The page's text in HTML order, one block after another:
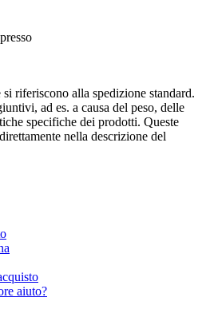
riferiscono alla spedizione standard.
ad es. a causa del peso, delle
specifiche dei prodotti. Queste
nella descrizione del
aiuto?